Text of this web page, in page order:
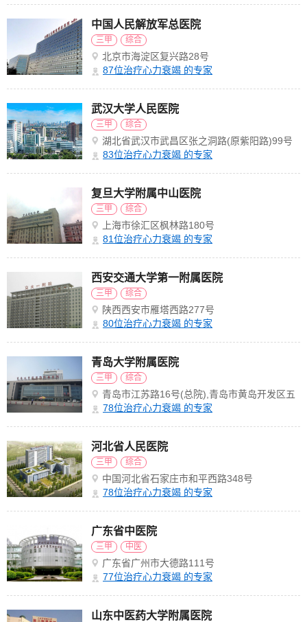
中国人民解放军总医院
三甲 综合
北京市海淀区复兴路28号
87位治疗心力衰竭 的专家
武汉大学人民医院
三甲 综合
湖北省武汉市武昌区张之洞路(原紫阳路)99号
解放路238号
83位治疗心力衰竭 的专家
复旦大学附属中山医院
三甲 综合
上海市徐汇区枫林路180号
81位治疗心力衰竭 的专家
西安交通大学第一附属医院
三甲 综合
陕西西安市雁塔西路277号
80位治疗心力衰竭 的专家
青岛大学附属医院
三甲 综合
青岛市江苏路16号(总院),青岛市黄岛开发区五
台山路1677号(黄岛分院),青岛市崂山区海尔路
区)
78位治疗心力衰竭 的专家
河北省人民医院
三甲 综合
中国河北省石家庄市和平西路348号
78位治疗心力衰竭 的专家
广东省中医院
三甲 中医
广东省广州市大德路111号
77位治疗心力衰竭 的专家
山东中医药大学附属医院